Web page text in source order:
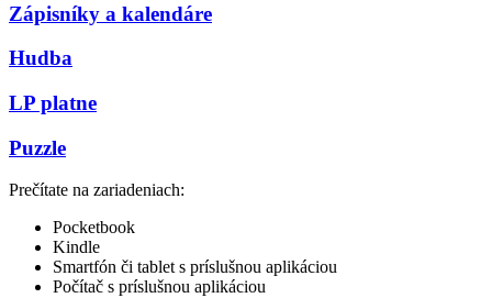
Zápisníky a kalendáre
Hudba
LP platne
Puzzle
Prečítate na zariadeniach:
Pocketbook
Kindle
Smartfón či tablet s príslušnou aplikáciou
Počítač s príslušnou aplikáciou